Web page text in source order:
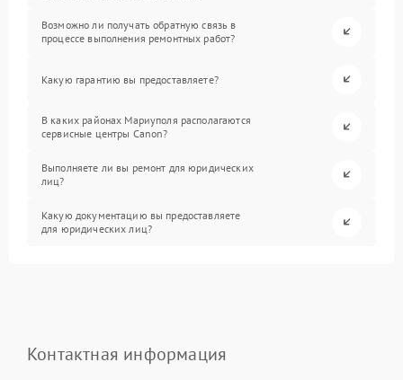
Возможно ли получать обратную связь в
процессе выполнения ремонтных работ?
Какую гарантию вы предоставляете?
В каких районах Мариуполя располагаются
сервисные центры Canon?
Выполняете ли вы ремонт для юридических
лиц?
Какую документацию вы предоставляете
для юридических лиц?
Контактная информация